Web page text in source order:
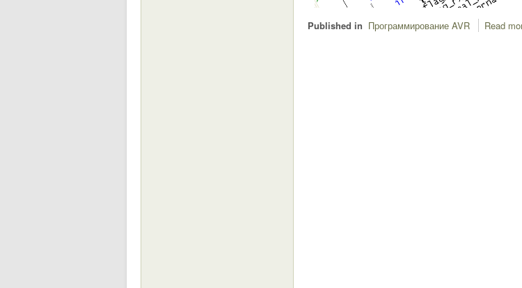
Published in Программирование AVR Read